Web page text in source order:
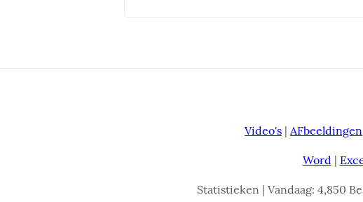
Video's | AFbeeldingen
Word |
Statistieken | Vandaag: 4,850